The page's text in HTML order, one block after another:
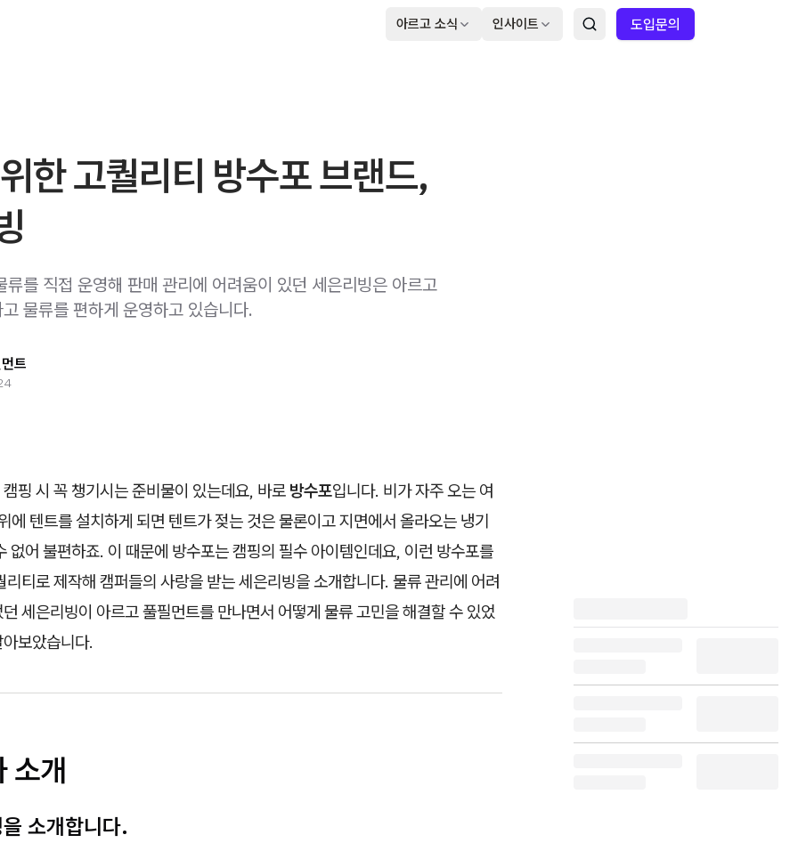
아르고 소식 인사이트 도입문의
한 고퀄리티 방수포 브랜드,
류를 직접 운영해 판매 관리에 어려움이 있던 세은리빙은 아르고
물류를 편하게 운영하고 있습니다.
트
핑 시 꼭 챙기시는 준비물이 있는데요, 바로 방수포입니다. 비가 자주 오는 여
에 텐트를 설치하게 되면 텐트가 젖는 것은 물론이고 지면에서 올라오는 냉기
없어 불편하죠. 이 때문에 방수포는 캠핑의 필수 아이템인데요, 이런 방수포를
리티로 제작해 캠퍼들의 사랑을 받는 세은리빙을 소개합니다. 물류 관리에 어려
세은리빙이 아르고 풀필먼트를 만나면서 어떻게 물류 고민을 해결할 수 있었
보았습니다.
소개
소개합니다.